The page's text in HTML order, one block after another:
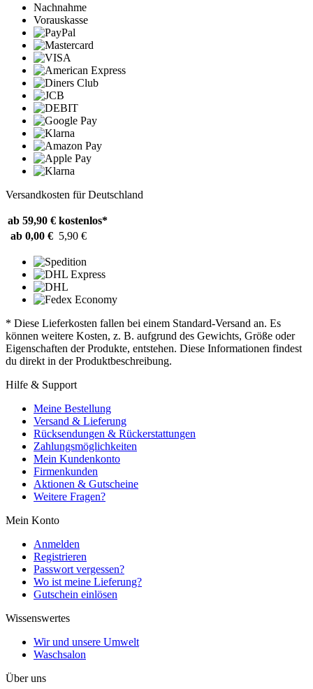
Nachnahme
Vorauskasse
Versandkosten für Deutschland
ab 59,90 € kostenlos*
ab 0,00 € 5,90 €
* Diese Lieferkosten fallen bei einem Standard-Versand an. Es
können weitere Kosten, z. B. aufgrund des Gewichts, Größe oder
Eigenschaften der Produkte, entstehen. Diese Informationen findest
du direkt in der Produktbeschreibung.
Hilfe & Support
Meine Bestellung
Versand & Lieferung
Rücksendungen & Rückerstattungen
Zahlungsmöglichkeiten
Mein Kundenkonto
Firmenkunden
Aktionen & Gutscheine
Weitere Fragen?
Mein Konto
Anmelden
Registrieren
Passwort vergessen?
Wo ist meine Lieferung?
Gutschein einlösen
Wissenswertes
Wir und unsere Umwelt
Waschsalon
Über uns